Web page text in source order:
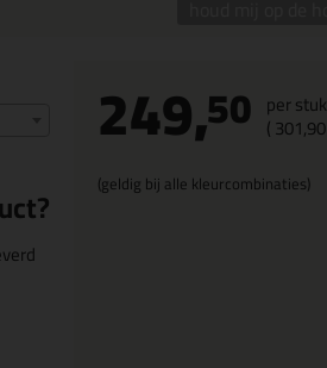
249,50 per stuk
(301,90
(geldig bij alle kleurcombinaties)